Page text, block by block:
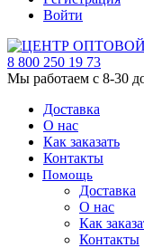
Войти
8 800 250 19 73
Мы работаем с 8-30
Доставка
О нас
Как заказать
Контакты
Помощь
Доставка
О нас
Как
Контакты